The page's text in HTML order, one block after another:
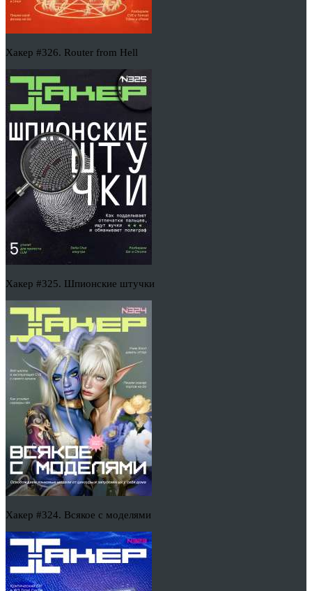
Хакер #326. Router from Hell
Хакер #325. Шпионские штучки
Хакер #324. Всякое с моделями